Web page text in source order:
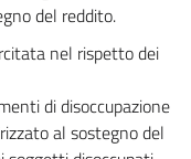
del reddito.
nel rispetto dei
di disoccupazione
al sostegno del